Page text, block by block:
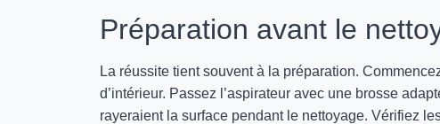
Préparation avant le
La réussite tient souvent à la préparation.
d’intérieur. Passez l’aspirateur avec une brosse
rayeraient la surface pendant le nettoyage. Vérifiez